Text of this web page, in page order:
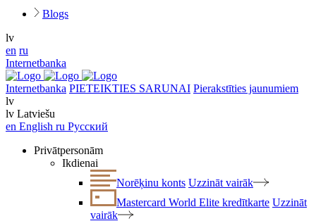
Blogs
lv
en ru
Internetbanka
Internetbanka PIETEIKTIES SARUNAI Pierakstīties jaunumiem
lv
lv Latviešu
en English ru Русский
Privātpersonām
Ikdienai
Norēķinu konts Uzzināt vairāk
Mastercard World Elite kredītkarte Uzzināt
vairāk